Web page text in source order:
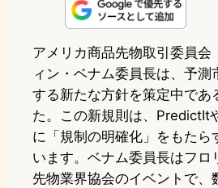
n
e
s
t
o
d
o
n
u
e
s
y
アメリカ商品先物取引委員会
ィン・ベナム委員長は、予測
する新たな方針を策定中であ
た。この新規則は、PredictIt
に「規制の明確化」をもたら
います。ベナム委員長はフロ
先物業界協会のイベントで、